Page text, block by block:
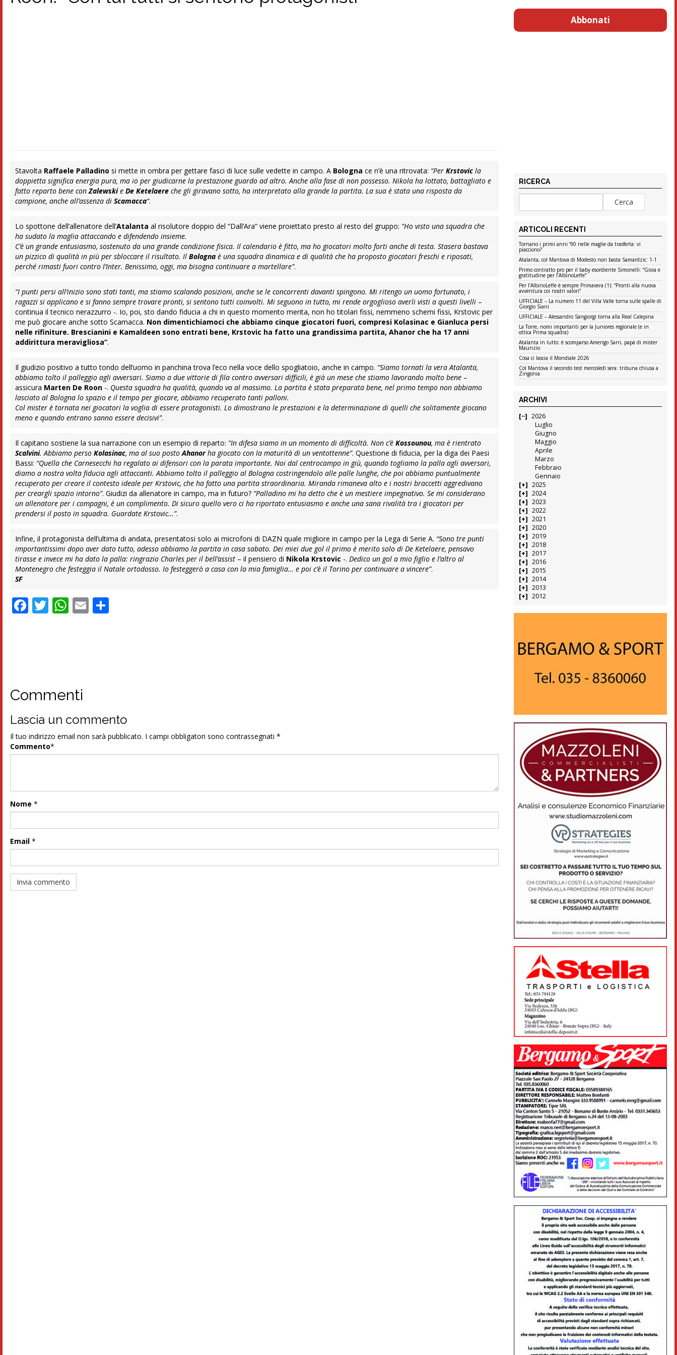
Stavolta Raffaele Palladino si mette in ombra per gettare fasci di luce sulle vedette in campo. A Bologna ce n’è una ritrovata: “PerKrstovic la
doppietta significa energia pura, ma io per giudicarne la prestazione guardo ad altro. Anche alla fase di non possesso. Nikola ha lottato, battagliato e
fatto reparto bene conZalewskieDe Ketelaere che gli giravano sotto, ha interpretato alla grande la partita. La sua è stata una risposta da
campione, anche all’assenza diScamacca“.
Lo spottone dell’allenatore dell’Atalanta al risolutore doppio del “Dall’Ara” viene proiettato presto al resto del gruppo: “Ho visto una squadra che
ha sudato la maglia attaccando e difendendo insieme.
C’è un grande entusiasmo, sostenuto da una grande condizione fisica. Il calendario è fitto, ma ho giocatori molto forti anche di testa. Stasera bastava
un pizzico di qualità in più per sbloccare il risultato. IlBologna è una squadra dinamica e di qualità che ha proposto giocatori freschi e riposati,
perché rimasti fuori contro l’Inter. Benissimo, oggi, ma bisogna continuare a martellare”.
“I punti persi all’inizio sono stati tanti, ma stiamo scalando posizioni, anche se le concorrenti davanti spingono. Mi ritengo un uomo fortunato, i
ragazzi si applicano e si fanno sempre trovare pronti, si sentono tutti coinvolti. Mi seguono in tutto, mi rende orgoglioso averli visti a questi livelli –
continua il tecnico nerazzurro -. Io, poi, sto dando fiducia a chi in questo momento merita, non ho titolari fissi, nemmeno schemi fissi, Krstovic per
me può giocare anche sotto Scamacca. Non dimentichiamoci che abbiamo cinque giocatori fuori, compresi Kolasinac e Gianluca persi
nelle rifiniture. Brescianini e Kamaldeen sono entrati bene, Krstovic ha fatto una grandissima partita,Ahanor che ha 17 anni
addirittura meravigliosa”.
Il giudizio positivo a tutto tondo dell’uomo in panchina trova l’eco nella voce dello spogliatoio, anche in campo. “Siamo tornati la vera Atalanta,
abbiamo tolto il palleggio agli avversari. Siamo a due vittorie di fila contro avversari difficili, è già un mese che stiamo lavorando molto bene –
assicura Marten De Roon -. Questa squadra ha qualità, quando va al massimo. La partita è stata preparata bene, nel primo tempo non abbiamo
lasciato al Bologna lo spazio e il tempo per giocare, abbiamo recuperato tanti palloni.
Col mister è tornata nei giocatori la voglia di essere protagonisti. Lo dimostrano le prestazioni e la determinazione di quelli che solitamente giocano
meno e quando entrano sanno essere decisivi”.
Il capitano sostiene la sua narrazione con un esempio di reparto: “In difesa siamo in un momento di difficoltà. Non c’èKossounou, ma è rientrato
Scalvini. Abbiamo persoKolasinac, ma al suo postoAhanorha giocato con la maturità di un ventottenne”. Questione di fiducia, per la diga dei Paesi
Bassi: “Quella che Carnesecchi ha regalato ai difensori con la parata importante. Noi dal centrocampo in giù, quando togliamo la palla agli avversari,
diamo a nostra volta fiducia agli attaccanti. Abbiamo tolto il palleggio al Bologna costringendolo alle palle lunghe, che poi abbiamo puntualmente
recuperato per creare il contesto ideale per Krstovic, che ha fatto una partita straordinaria. Miranda rimaneva alto e i nostri braccetti aggredivano
per creargli spazio intorno”. Giudizi da allenatore in campo, ma in futuro? “Palladino mi ha detto che è un mestiere impegnativo. Se mi considerano
un allenatore per i compagni, è un complimento. Di sicuro quello vero ci ha riportato entusiasmo e anche una sana rivalità tra i giocatori per
prendersi il posto in squadra. Guardate Krstovic…”.
Infine, il protagonista dell’ultima di andata, presentatosi solo ai microfoni di DAZN quale migliore in campo per la Lega di Serie A. “Sono tre punti
importantissimi dopo aver dato tutto, adesso abbiamo la partita in casa sabato. Dei miei due gol il primo è merito solo di De Ketelaere, pensavo
tirasse e invece mi ha dato la palla: ringrazio Charles per il bell’assist – il pensiero di Nikola Krstovic -.Dedico un gol a mio figlio e l’altro al
Montenegro che festeggia il Natale ortodosso. Io festeggerò a casa con la mia famiglia… e poi c’è il Torino per continuare a vincere”.
SF
Facebook
Twitter
WhatsApp
Email
Commenti
Lascia un commento
Il tuo indirizzo email non sarà pubblicato. I campi obbligatori sono contrassegnati*
Commento*
Nome *
Email *
Abbonati
RICERCA
ARTICOLI RECENTI
Tornano i primi anni ’90 nelle maglie da trasferta: vi
piacciono?
Atalanta, col Mantova di Modesto non basta Samardzic: 1-1
Primo contratto pro per il baby esordiente Simonelli: “Gioia e
gratitudine per l’AlbinoLeffe”
Per l’AlbinoLeffe è sempre Primavera (1): “Pronti alla nuova
avventura coi nostri valori”
UFFICIALE – La numero 11 del Villa Valle torna sulle spalle di
Giorgio Siani
UFFICIALE – Alessandro Sangiorgi torna alla Real Calepina
La Torre, nomi importanti per la Juniores regionale (e in
ottica Prima squadra)
Atalanta in lutto: è scomparso Amerigo Sarri, papà di mister
Maurizio
Cosa ci lascia il Mondiale 2026
Col Mantova il secondo test mercoledì sera: tribuna chiusa a
Zingonia
ARCHIVI
2026
Luglio
Giugno
Maggio
Aprile
Marzo
Febbraio
Gennaio
2025
2024
2023
2022
2021
2020
2019
2018
2017
2016
2015
2014
2013
2012